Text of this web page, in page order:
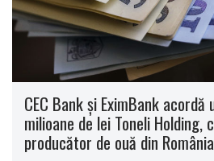
CEC Bank şi EximBank
milioane de lei Toneli Holding,
producător de ouă din România